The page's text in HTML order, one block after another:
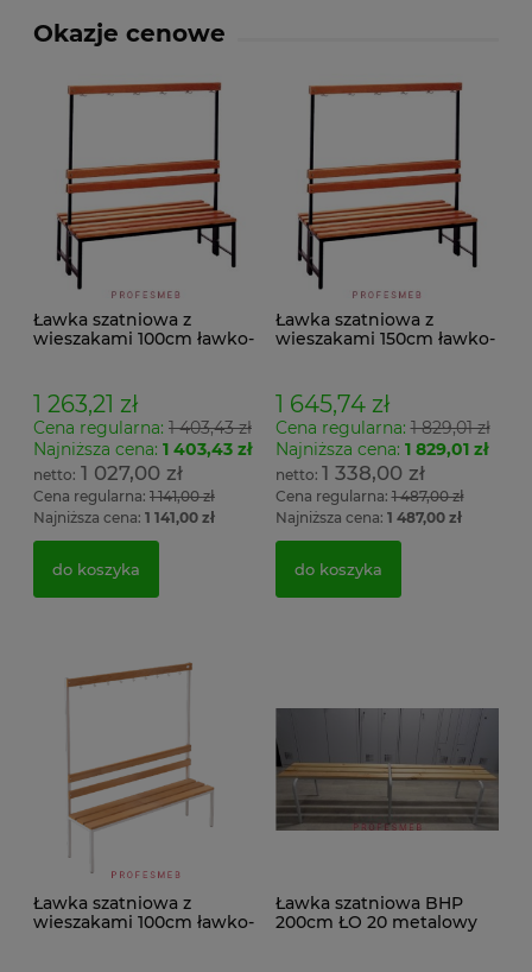
Okazje cenowe
Ławka szatniowa z
wieszakami 100cm ławko-
1 263,21 zł
Cena regularna: 1 403,43 zł
Najniższa cena: 1 403,43 zł
1 027,00 zł
Cena regularna: 1 141,00 zł
Najniższa cena: 1 141,00 zł
do koszyka
Ławka szatniowa z
wieszakami 150cm ławko-
1 645,74 zł
Cena regularna:1 829,01 zł
Najniższa cena: 1 829,01 zł
1 338,00 zł
Cena regularna:1 487,00 zł
Najniższa cena: 1 487,00 zł
do koszyka
Ławka szatniowa z
wieszakami 100cm ławko-
Ławka szatniowa BHP
200cm ŁO 20 metalowy